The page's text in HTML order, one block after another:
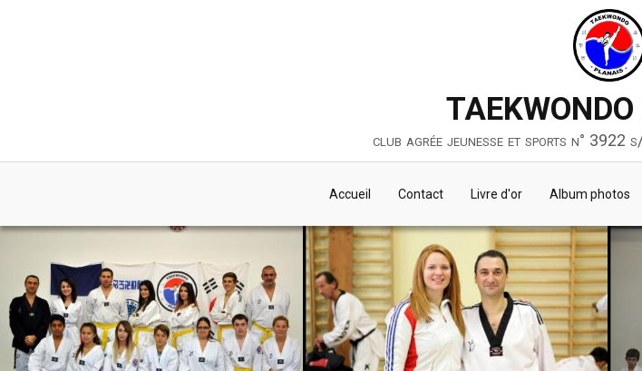
club agrée jeunesse et sports n° 3922
Accueil Contact Livre d'or Album photos